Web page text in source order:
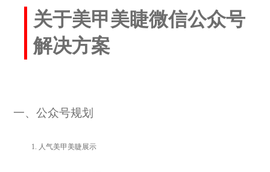
关于美甲美睫微信公众号
解决方案
一、公众号规划
1. 人气美甲美睫展示